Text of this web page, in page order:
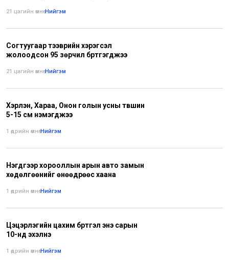
21 цагийн өмнө•Нийгэм
Согтуугаар тээврийн хэрэгсэл
жолоодсон 95 зөрчил бүртгэгджээ
21 цагийн өмнө•Нийгэм
Хэрлэн, Хараа, Онон голын усны түвшин
5-15 см нэмэгджээ
1 өдрийн өмнө•Нийгэм
Нэгдүгээр хорооллын арын авто замын
хөдөлгөөнийг өнөөдрөөс хаана
1 өдрийн өмнө•Нийгэм
Цэцэрлэгийн цахим бүртгэл энэ сарын
10-нд эхэлнэ
1 өдрийн өмнө•Нийгэм